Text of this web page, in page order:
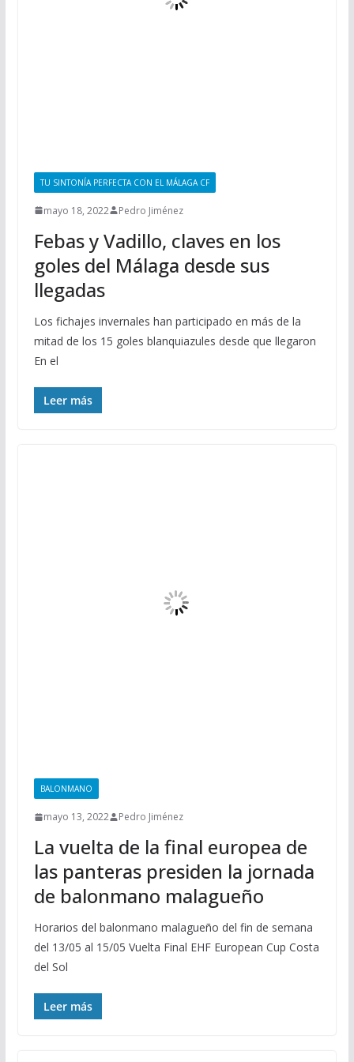
TU SINTONÍA PERFECTA CON EL MÁLAGA CF
mayo 18, 2022 Pedro Jiménez
Febas y Vadillo, claves en los
goles del Málaga desde sus
llegadas
Los fichajes invernales han participado en más de la
mitad de los 15 goles blanquiazules desde que llegaron
En el
Leer más
BALONMANO
mayo 13, 2022 Pedro Jiménez
La vuelta de la final europea de
las panteras presiden la jornada
de balonmano malagueño
Horarios del balonmano malagueño del fin de semana
del 13/05 al 15/05 Vuelta Final EHF European Cup Costa
del Sol
Leer más